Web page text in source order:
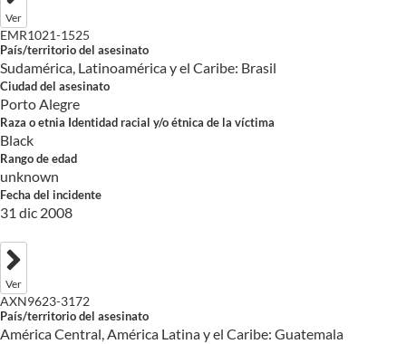
Ver
EMR1021-1525
País/territorio del asesinato
Sudamérica, Latinoamérica y el Caribe: Brasil
Ciudad del asesinato
Porto Alegre
Raza o etnia Identidad racial y/o étnica de la víctima
Black
Rango de edad
unknown
Fecha del incidente
31 dic 2008
Ver
AXN9623-3172
País/territorio del asesinato
América Central, América Latina y el Caribe: Guatemala